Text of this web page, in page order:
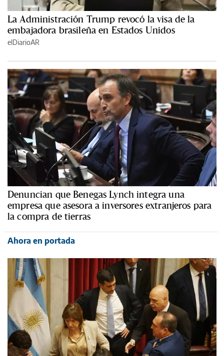
La Administración Trump revocó la visa de la
embajadora brasileña en Estados Unidos
elDiarioAR
Denuncian que Benegas Lynch integra una
empresa que asesora a inversores extranjeros para
la compra de tierras
Ahora en portada